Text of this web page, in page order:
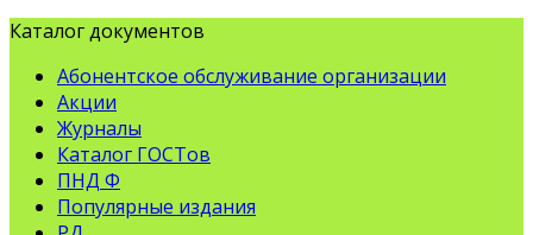
Каталог документов
Абонентское обслуживание организации
Акции
Журналы
Каталог ГОСТов
ПНД Ф
Популярные издания